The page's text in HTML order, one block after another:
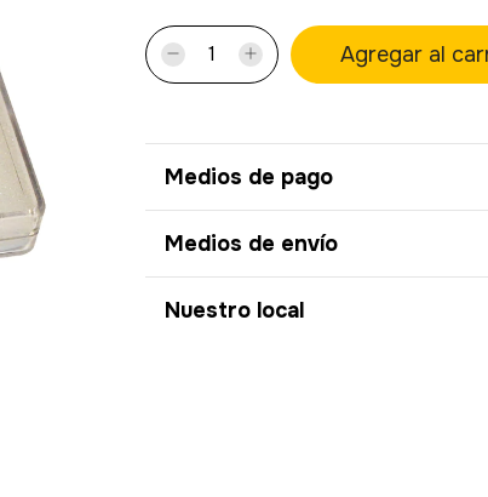
Medios de pago
Medios de envío
Nuestro local